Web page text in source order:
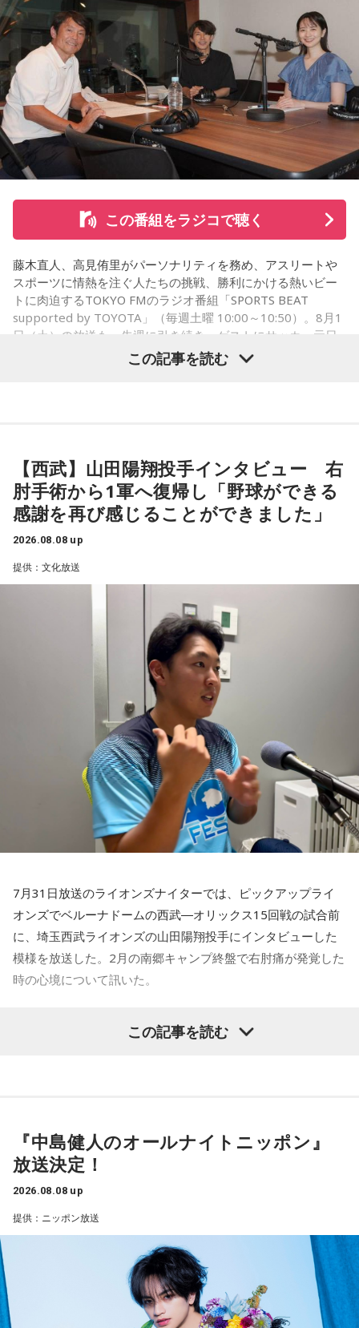
る思い出を紹介。音楽を通してこれまでの人生を振り返りな
がら、これからの“自分らしい生き方”を考える時間を共有しま
した。田村は、人生の最後に流したい曲について、「お葬式
で流す曲は決めている。しかも自分の声で流したいと思っ
て、毎日ギターの弾き語りを書斎で練習して、音源として残
しているんです。娘たちにも聴こえているはずだから、お葬
式のときに『パパが弾いてた曲だ』と思ってもらえたら」と
思いを語りました。
コーナー後には、来場者から田村への質疑応答も実施。最後
には、田村がイベントを振り返り、「リスナーの皆さんのエ
ンディング曲の話とかを聞いているだけでも、僕はポジティ
ブになれた。確かに死はすごく悲しいことではあるんだけ
うやって向き合うかということを考える一つのきっかけにな
こりを和らげる」をテーマに、さまざまな「心のこり」に触
れながら、自分自身の想いを見つめ直す機会を届けました。
■番組名：『田村淳のNewsCLUB「自分自身と話そうの
■放送日時：2026年8月11日（火・祝）午前9時00分～10時
■出演：田村淳、砂山圭大郎（文化放送アナウンサー）
■提供：全日本葬祭業協同組合連合会（全葬連）
この番組をラジコで聴く
藤木直人、高見侑里がパーソナリティを務め、アスリートや
スポーツに情熱を注ぐ人たちの挑戦、勝利にかける熱いビー
トに肉迫するTOKYO FMのラジオ番組「SPORTS BEAT
supported by TOYOTA」（毎週土曜 10:00～10:50）。8月1
日（土）の放送も、先週に引き続き、ゲストにサッカー元日
本代表の福田正博さんが登場！ 当記事では、「FIFAワールド
カップ26（以下、W杯）」でブラジルに対する発言が波紋を
（左から）福田正博さん、藤木直人、高見侑里
1966年生まれの福田正博さんは、日本人初のJリーグ得点王に
45試合出場で9ゴールを記録するなど活躍を見せ、1993年に
はW杯アジア地区最終予選にも出場しました。2002年に現役
を引退した後は、サッカー解説者としてメディアでの活動の
ほか、講演会やサッカー教室をおこなうなど、自身の経験を
活かしながら幅広く活動しています。
◆「塩貝選手に悪意はなかった」
藤木：決勝トーナメントの相手がブラジルに決まった際、塩
貝選手の言葉が切り取られて話題になったというか、ブラジ
ルにちょっと火をつけてしまった部分もあるのかなと思った
福田：そうですね。塩貝選手に悪意はなかったと思います
し、素直に自分の気持ちを言っただけなのですが、それをブ
ラジルサイドがうまく切り取って、結果的に彼らのモチベー
ションを上げるような形になってしまったので、それはあま
何を言っているかというと、日本とブラジルの力関係は間違
いなくブラジルが上なんですよ。そこで日本サイドが考えな
きゃいけないことは、ブラジルに油断してもらう、隙を見せ
てもらうということも1つだと思っていて。
ジルは対戦相手が決まったときに「オランダじゃなくて良か
ているんだ。メンバーは違うかもしれないけれど、日本は力
があるんだぞ」と言って、油断しないように警戒させる。そ
して、「お前ら、（日本選手が）こんなことを言ってるぞ」
と塩貝選手のコメントを（起爆剤として）使うことが可能な
しないほうが良かったなと僕は思っています。
とはいえ、塩貝選手とはW杯が終わったときに違うところで
会いましたけど、本当に純粋なんですよ。全然悪気がないと
いうか。ただ、プロの選手としてそこまで考えてコメントす
るべきだったかなとは思います。
この記事を読む
【西武】山田陽翔投手インタビュー 右
肘手術から1軍へ復帰し「野球ができる
感謝を再び感じることができました」
2026.08.08 up
提供：文化放送
7月31日放送のライオンズナイターでは、ピックアップライ
オンズでベルーナドームの西武―オリックス15回戦の試合前
に、埼玉西武ライオンズの山田陽翔投手にインタビューした
模様を放送した。2月の南郷キャンプ終盤で右肘痛が発覚した
時の心境について訊いた。
――1軍デビューを果たしたプロ3年目の昨シーズンは素晴ら
しい成績だったかと思いますが、「求めすぎずに自分のやる
――過去2年の苦労は昨シーズンに活きていたということです
ね。
山田「活きていると思います。ウエイトトレーニングなどで
身体作りができたと思うので、結果を出さないといけないと
ころで出せたというのはよかったと思います」
――2月の南郷キャンプ終盤で右肘痛が発覚した時の心境を教
山田「痛かったですし、手術のタイミングはすごく悩んだの
この記事を読む
『中島健人のオールナイトニッポン』
放送決定！
2026.08.08 up
提供：ニッポン放送